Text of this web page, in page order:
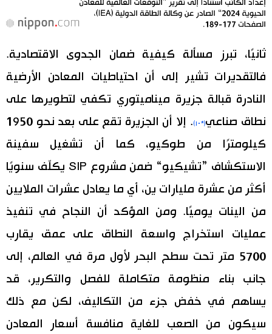
ثانيًا، تبرز مسألة كيفية ضمان الجدوى الاقتصادية.
فالتقديرات تشير إلى أن احتياطيات المعادن الأرضية
النادرة قبالة جزيرة ميناميتوري تكفي لتطويرها على
نطاق صناعي(*١٠)
. إلا أن الجزيرة تقع على بعد نحو 1950
كيلومترًا من طوكيو، كما أن تشغيل سفينة
الاستكشاف ”تشيكيو“ ضمن مشروع SIP يكلّف سنويًا
أكثر من عشرة مليارات ين، أي ما يعادل عشرات الملايين
من الينات يوميًا. ومن المؤكد أن النجاح في تنفيذ
عمليات استخراج واسعة النطاق على عمق يقارب
5700 متر تحت سطح البحر لأول مرة في العالم، إلى
جانب بناء منظومة متكاملة للفصل والتكرير، قد
يساهم في خفض جزء من التكاليف، لكن مع ذلك
سيكون من الصعب للغاية منافسة أسعار المعادن